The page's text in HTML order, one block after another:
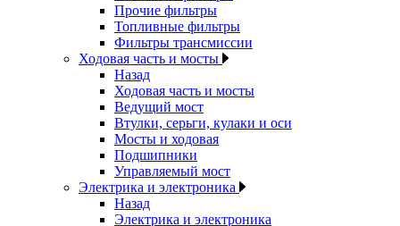
Прочие фильтры
Топливные фильтры
Фильтры трансмиссии
Ходовая часть и мосты
Назад
Ходовая часть и мосты
Ведущий мост
Втулки, серьги, кулаки и оси
Мосты и ходовая
Подшипники
Управляемый мост
Электрика и электроника
Назад
Электрика и электроника